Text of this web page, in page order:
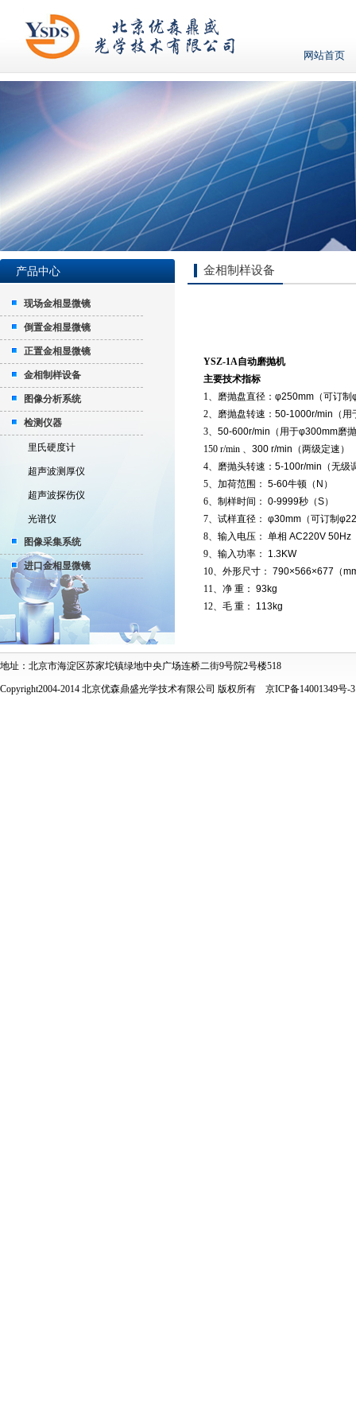
网站首页
产品中心 金相制样设备
现场金相显微镜
倒置金相显微镜
正置金相显微镜
金相制样设备
图像分析系统
检测仪器
里氏硬度计
超声波测厚仪
超声波探伤仪
光谱仪
图像采集系统
进口金相显微镜
YSZ-1A自动磨抛机
主要技术指标
1、磨抛盘直径： φ250mm （可订制
2、磨抛盘转速： 50-1000r/min （用
3、 50-600r/min （用于φ300mm磨
150 r/min 、 300 r/min （两级定速）
4、磨抛头转速： 5-100r/min （无级
5、加荷范围： 5-60牛顿（ N ）
6、制样时间： 0-9999秒（S）
7、试样直径： φ30mm （可订制
8、输入电压： 单相 AC220V 50Hz
9、输入功率： 1.3KW
10、外形尺寸： 790×566×677 （
11、净 重： 93kg
12、毛 重： 113kg
地址：北京市海淀区苏家坨镇绿地中央广场连桥二街9号院2号楼518
Copyright2004-2014 北京优森鼎盛光学技术有限公司 版权所有 京ICP备14001349号-3